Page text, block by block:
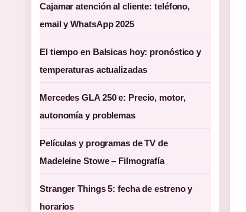
Cajamar atención al cliente: teléfono,
email y WhatsApp 2025
El tiempo en Balsicas hoy: pronóstico y
temperaturas actualizadas
Mercedes GLA 250 e: Precio, motor,
autonomía y problemas
Películas y programas de TV de
Madeleine Stowe – Filmografía
Stranger Things 5: fecha de estreno y
horarios